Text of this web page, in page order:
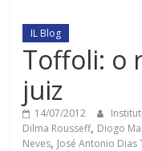
é
a
parte
mais
importante
da
sociedade.
IL Blog
Toffoli: o
juiz
14/07/2012
Dilma Rousseff, Diogo
Neves, José Antonio Dias